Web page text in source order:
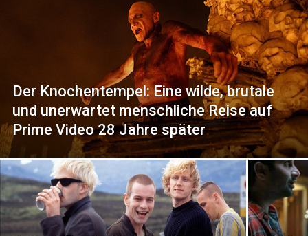
Der Knochentempel: Eine wilde, brutale
und unerwartet menschliche Reise auf
Prime Video 28 Jahre später